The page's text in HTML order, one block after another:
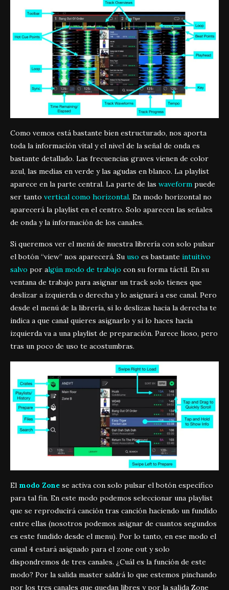
Como vemos está bastante bien estructurado, nos aporta
toda la información vital y el nivel de la señal de onda es
bastante detallado. Las frecuencias graves vienen de color
azul, las medias en verde y las agudas en blanco. La playlist
aparece en la parte central. La parte de las waveform puede
ser tanto vertical como horizontal. En modo horizontal no
aparecerá la playlist en el centro. Solo aparecen las señales
de onda y la información de los canales.
Si queremos ver el menú de nuestra librería con solo pulsar
el botón “view” nos aparecerá. Su uso es bastante intuitivo
salvo por algún modo de trabajo con su forma táctil. En su
ventana de trabajo para asignar un track solo tienes que
deslizar a izquierda o derecha y lo asignará a ese canal. Pero
desde el menú de la librería, si lo deslizas hacia la derecha te
indica a que canal quieres asignarlo y si lo haces hacia
izquierda va a una playlist de preparación. Parece lioso, pero
tras un poco de uso te acostumbras.
El modo Zone se activa con solo pulsar el botón específico
para tal fin. En este modo podemos seleccionar una playlist
que se reproducirá canción tras canción haciendo un fundido
entre ellas (nosotros podemos asignar de cuantos segundos
es este fundido desde el menu). Por lo tanto, en ese modo el
canal 4 estará asignado para el zone out y solo
dispondremos de tres canales. ¿Cuál es la función de este
modo? Por la salida master saldrá lo que estemos pinchando
por los tres canales que quedan libres y por la salida Zone